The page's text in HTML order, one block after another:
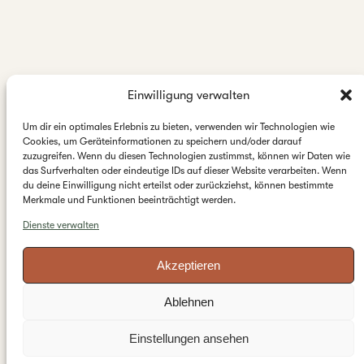
Einwilligung verwalten
Um dir ein optimales Erlebnis zu bieten, verwenden wir Technologien wie
Cookies, um Geräteinformationen zu speichern und/oder darauf
zuzugreifen. Wenn du diesen Technologien zustimmst, können wir Daten wie
das Surfverhalten oder eindeutige IDs auf dieser Website verarbeiten. Wenn
du deine Einwilligung nicht erteilst oder zurückziehst, können bestimmte
Merkmale und Funktionen beeinträchtigt werden.
Dienste verwalten
Akzeptieren
Ablehnen
Einstellungen ansehen